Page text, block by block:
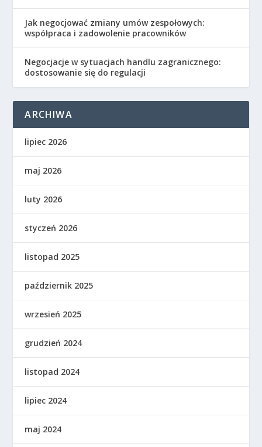
Jak negocjować zmiany umów zespołowych:
współpraca i zadowolenie pracowników
Negocjacje w sytuacjach handlu zagranicznego:
dostosowanie się do regulacji
ARCHIWA
lipiec 2026
maj 2026
luty 2026
styczeń 2026
listopad 2025
październik 2025
wrzesień 2025
grudzień 2024
listopad 2024
lipiec 2024
maj 2024